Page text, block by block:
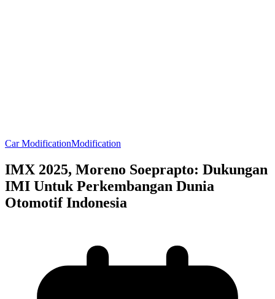
Car ModificationModification
IMX 2025, Moreno Soeprapto: Dukungan
IMI Untuk Perkembangan Dunia
Otomotif Indonesia